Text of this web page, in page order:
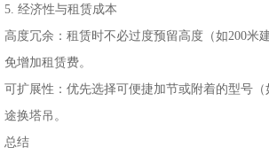
5. 经济性与租赁成本
高度冗余：租赁时不必过度预留高度（如200米
免增加租赁费。
可扩展性：优先选择可便捷加节或附着的型号
途换塔吊。
总结